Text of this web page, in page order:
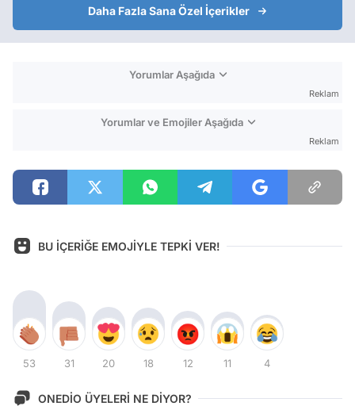
Daha Fazla Sana Özel İçerikler
Yorumlar Aşağıda
Reklam
Yorumlar ve Emojiler Aşağıda
Reklam
BU İÇERİĞE EMOJİYLE TEPKİ VER!
53 31 20 18 12 11 4
ONEDİO ÜYELERİ NE DİYOR?